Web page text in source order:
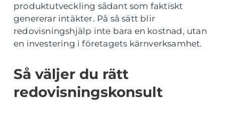
produktutveckling sådant som faktiskt
genererar intäkter. På så sätt blir
redovisningshjälp inte bara en kostnad, utan
en investering i företagets kärnverksamhet.
Så väljer du rätt
redovisningskonsult